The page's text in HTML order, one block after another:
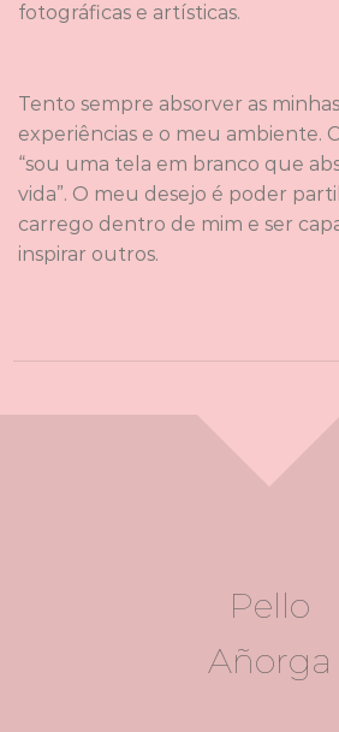
fotográficas e artísticas.
Tento sempre absorver as
experiências e o meu ambiente.
“sou uma tela em branco que
vida”. O meu desejo é poder
carrego dentro de mim e ser
inspirar outros.
Pello
Añorga